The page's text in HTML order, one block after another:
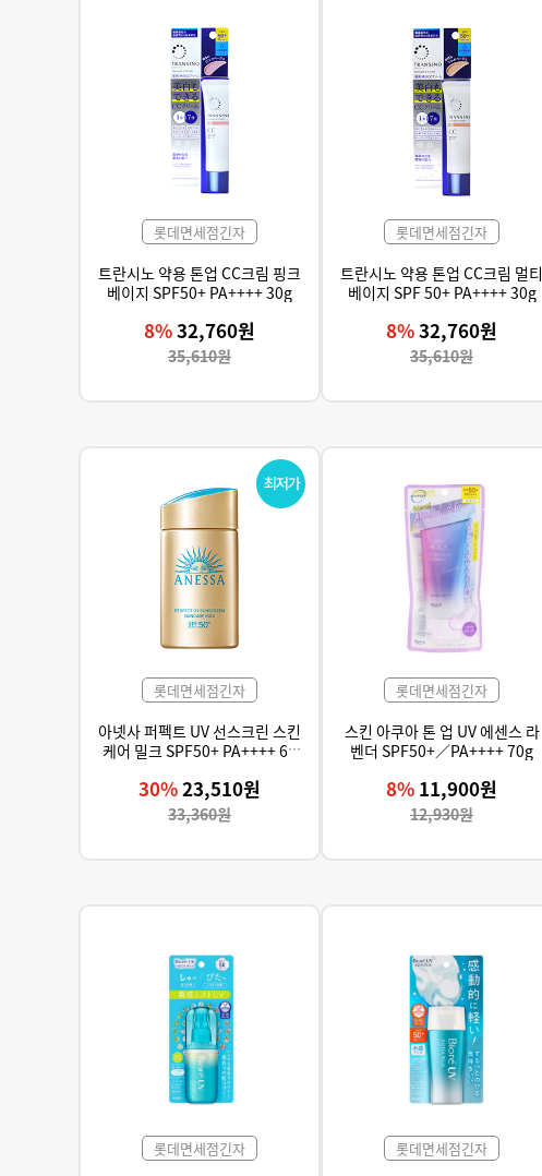
롯데면세점긴자
트란시노 약용 톤업 CC크림 핑크
베이지 SPF50+ PA++++ 30g
8%32,760원
35,610원
롯데면세점긴자
트란시노 약용 톤업 CC크림 멀티
베이지 SPF 50+ PA++++ 30g
8%32,760원
35,610원
롯데면세점긴자
아넷사 퍼펙트 UV 선스크린 스킨
케어 밀크 SPF50+ PA++++ 60
30%23,510원
33,360원
롯데면세점긴자
스킨 아쿠아 톤 업 UV 에센스 라
벤더 SPF50+／PA++++ 70g
8% 11,900원
12,930원
롯데면세점긴자 롯데면세점긴자